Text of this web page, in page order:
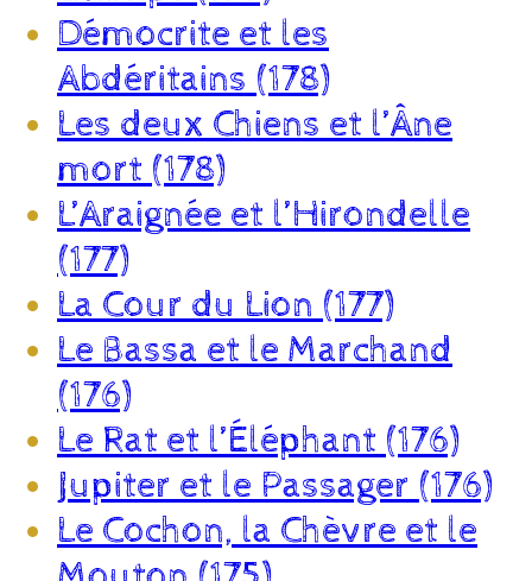
Démocrite et les
Abdéritains (178)
Les deux Chiens et l’Âne
mort (178)
L’Araignée et l’Hirondelle
(177)
La Cour du Lion (177)
Le Bassa et le Marchand
(176)
Le Rat et l’Éléphant (176)
Jupiter et le Passager (176)
Le Cochon, la Chèvre et le